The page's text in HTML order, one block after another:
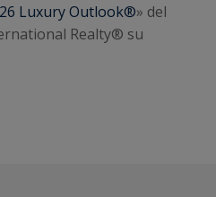
Luxury Outlook®» del
Realty® su